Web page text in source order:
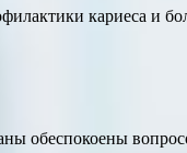
кариеса и
обеспокоены